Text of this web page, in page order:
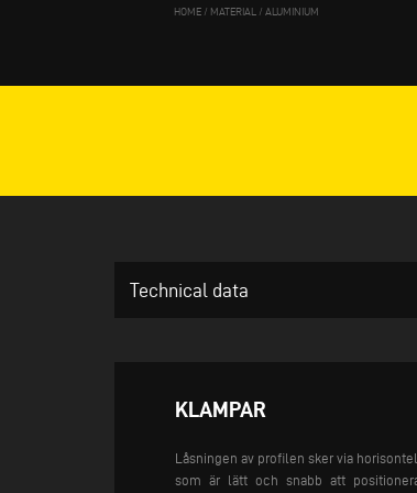
HOME/ MATERIAL/ ALUMINIUM
Technical data
KLAMPAR
Låsningen av profilen sker via
som är lätt och snabb att